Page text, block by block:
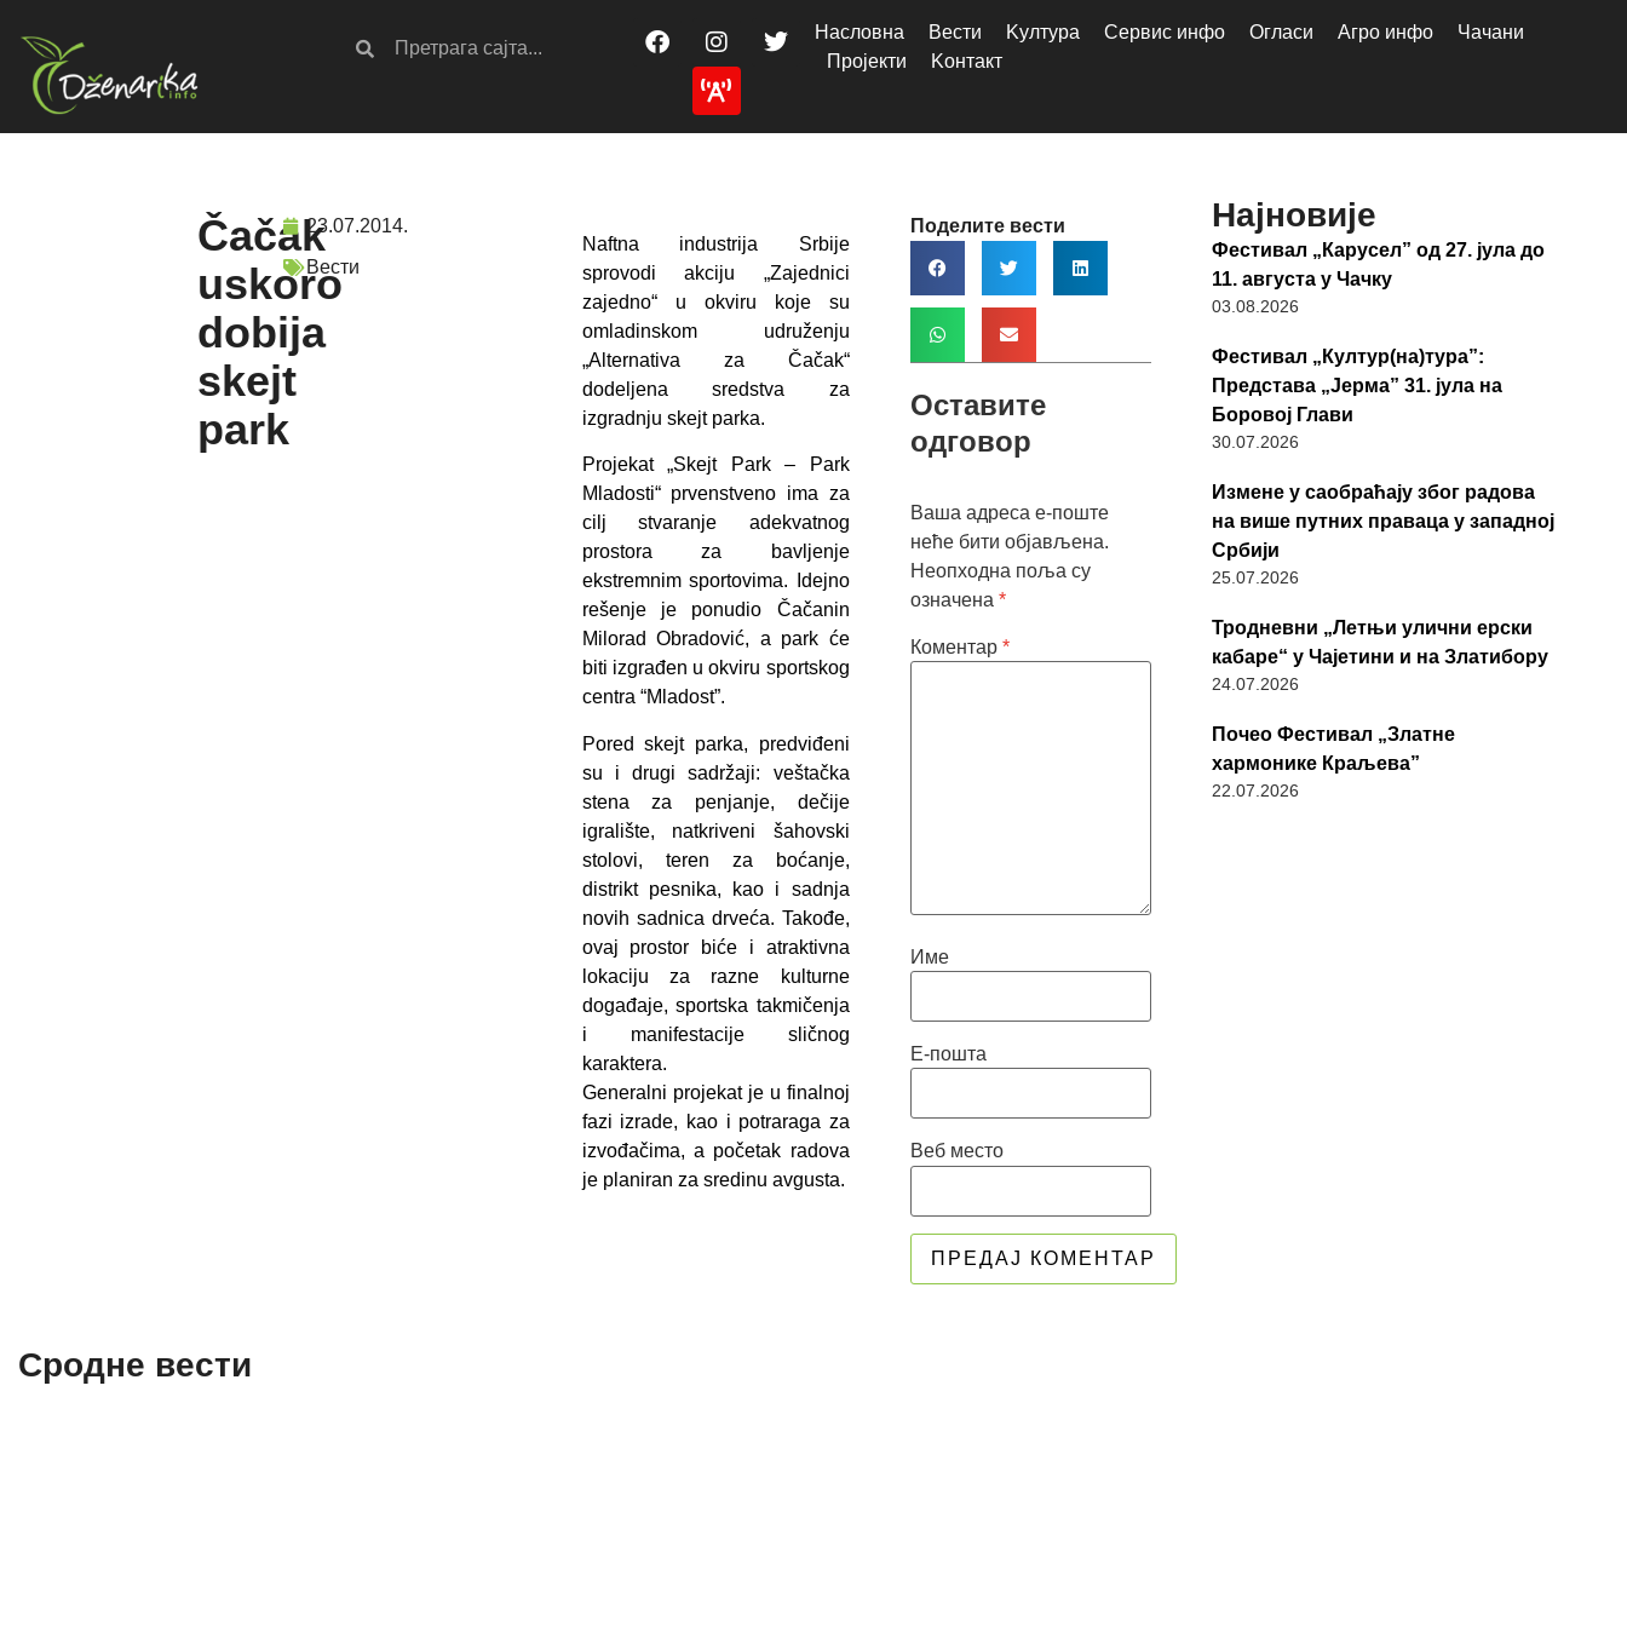
Насловна Вести Kултура Сервис инфо Огласи Агро инфо
Чачани
Пројекти
Kонтакт
Čačak
uskoro
dobija
skejt
park
23.07.2014.
Вести
Naftna industrija Srbije
sprovodi akciju „Zajednici
zajedno“ u okviru koje su
omladinskom udruženju
„Alternativa za Čačak“
dodeljena sredstva za
izgradnju skejt parka.
Projekat „Skejt Park – Park
Mladosti“ prvenstveno ima za
cilj stvaranje adekvatnog
prostora za bavljenje
ekstremnim sportovima. Idejno
rešenje je ponudio Čačanin
Milorad Obradović, a park će
biti izgrađen u okviru sportskog
centra “Mladost”.
Pored skejt parka, predviđeni
su i drugi sadržaji: veštačka
stena za penjanje, dečije
igralište, natkriveni šahovski
stolovi, teren za boćanje,
distrikt pesnika, kao i sadnja
novih sadnica drveća. Takođe,
ovaj prostor biće i atraktivna
lokaciju za razne kulturne
događaje, sportska takmičenja
i manifestacije sličnog
karaktera.
Generalni projekat je u finalnoj
fazi izrade, kao i potraraga za
izvođačima, a početak radova
je planiran za sredinu avgusta.
Поделите вести
Оставите
одговор
Ваша адреса е-поште
неће бити објављена.
Неопходна поља су
означена *
Коментар *
Име
Е-пошта
Веб место
Најновије
Фестивал „Карусел” од 27. јула до
11. августа у Чачку
03.08.2026
Фестивал „Култур(на)тура”:
Представа „Јерма” 31. јула на
Боровој Глави
30.07.2026
Измене у саобраћају због радова
на више путних праваца у западној
Србији
25.07.2026
Тродневни „Летњи улични ерски
кабаре“ у Чајетини и на Златибору
24.07.2026
Почео Фестивал „Златне
хармонике Краљева”
22.07.2026
Сродне вести